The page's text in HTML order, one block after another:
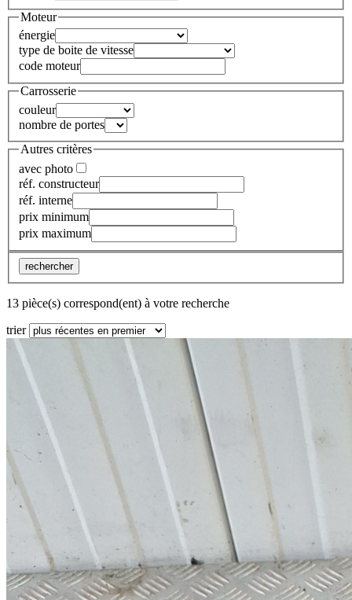
Moteur
énergie
type de boite de vitesse
code moteur
Carrosserie
couleur
nombre de portes
Autres critères
avec photo
réf. constructeur
réf. interne
prix minimum
prix maximum
rechercher
13 pièce(s) correspond(ent) à votre recherche
trier